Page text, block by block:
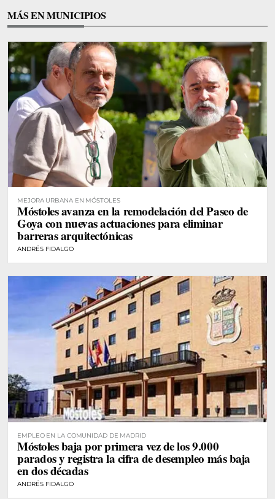
MÁS EN MUNICIPIOS
MEJORA URBANA EN MÓSTOLES
Móstoles avanza en la remodelación del Paseo de
Goya con nuevas actuaciones para eliminar
barreras arquitectónicas
ANDRÉS FIDALGO
EMPLEO EN LA COMUNIDAD DE MADRID
Móstoles baja por primera vez de los 9.000
parados y registra la cifra de desempleo más baja
en dos décadas
ANDRÉS FIDALGO